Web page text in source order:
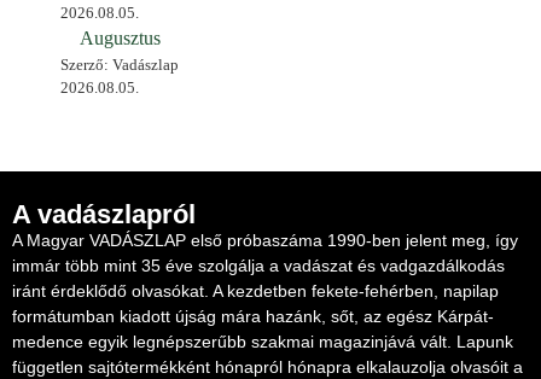
2026.08.05.
Augusztus
Szerző: Vadászlap
2026.08.05.
A vadászlapról
A Magyar VADÁSZLAP első próbaszáma 1990-ben jelent meg, így
immár több mint 35 éve szolgálja a vadászat és vadgazdálkodás
iránt érdeklődő olvasókat. A kezdetben fekete-fehérben, napilap
formátumban kiadott újság mára hazánk, sőt, az egész Kárpát-
medence egyik legnépszerűbb szakmai magazinjává vált. Lapunk
független sajtótermékként hónapról hónapra elkalauzolja olvasóit a